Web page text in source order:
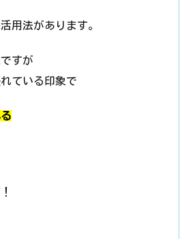
用法があります。
すが
ている印象で